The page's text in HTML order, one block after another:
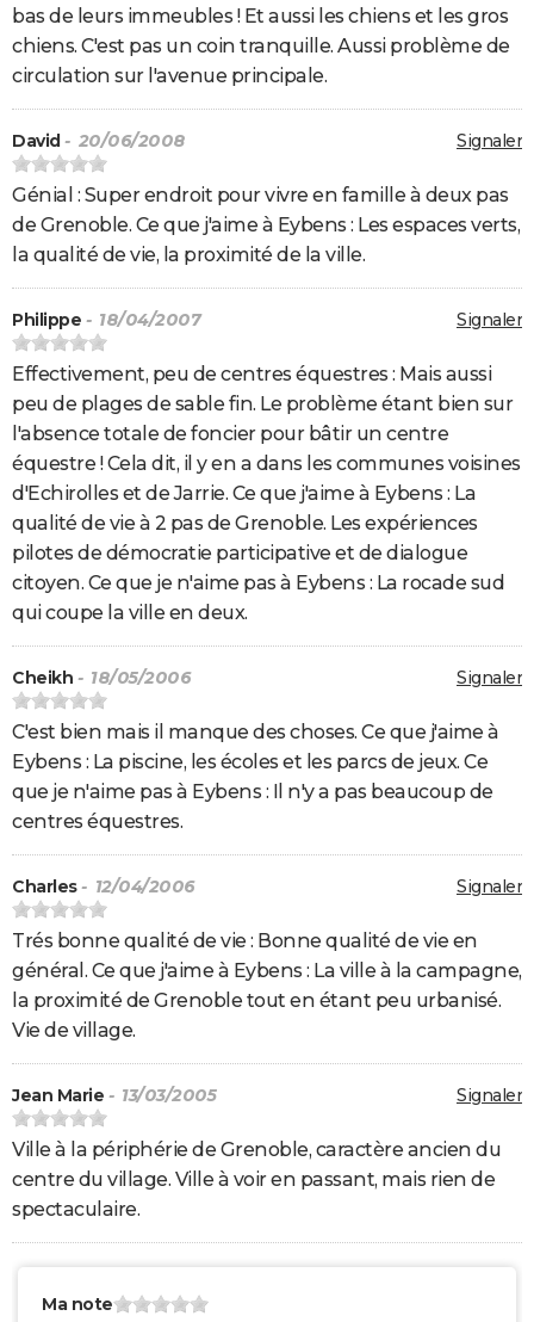
bas de leurs immeubles ! Et aussi les chiens et les gros
chiens. C'est pas un coin tranquille. Aussi problème de
circulation sur l'avenue principale.
Signaler
David - 20/06/2008
Génial : Super endroit pour vivre en famille à deux pas
de Grenoble. Ce que j'aime à Eybens : Les espaces verts,
la qualité de vie, la proximité de la ville.
Signaler
Philippe - 18/04/2007
Effectivement, peu de centres équestres : Mais aussi
peu de plages de sable fin. Le problème étant bien sur
l'absence totale de foncier pour bâtir un centre
équestre ! Cela dit, il y en a dans les communes voisines
d'Echirolles et de Jarrie. Ce que j'aime à Eybens : La
qualité de vie à 2 pas de Grenoble. Les expériences
pilotes de démocratie participative et de dialogue
citoyen. Ce que je n'aime pas à Eybens : La rocade sud
qui coupe la ville en deux.
Signaler
Cheikh - 18/05/2006
C'est bien mais il manque des choses. Ce que j'aime à
Eybens : La piscine, les écoles et les parcs de jeux. Ce
que je n'aime pas à Eybens : Il n'y a pas beaucoup de
centres équestres.
Signaler
Charles- 12/04/2006
Trés bonne qualité de vie : Bonne qualité de vie en
général. Ce que j'aime à Eybens : La ville à la campagne,
la proximité de Grenoble tout en étant peu urbanisé.
Vie de village.
Signaler
Jean Marie - 13/03/2005
Ville à la périphérie de Grenoble, caractère ancien du
centre du village. Ville à voir en passant, mais rien de
spectaculaire.
Ma note